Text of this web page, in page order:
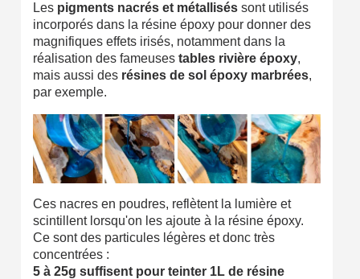
Votre devis en ligne en moins d'1 minute
Partagez vos créations et obtenez des bons d'achat
Gagnez des points de fidélité à chaque commande
Retour produits sous 14 jours
Réduction de 5€ sur la première commande
Inscription à la newsletter : 5€ de réduction
Lespigments nacrés et métalliséssont utilisés
incorporés dans la résine époxy pour donner des
magnifiques effets irisés, notamment dans la
réalisation des fameuses tables rivière époxy,
mais aussi des résines de sol époxy marbrées,
par exemple.
Ces nacres en poudres, reflètent la lumière et
scintillent lorsqu'on les ajoute à la résine époxy.
Ce sont des particules légères et donc très
concentrées :
5 à 25g suffisent pour teinter 1L de résine